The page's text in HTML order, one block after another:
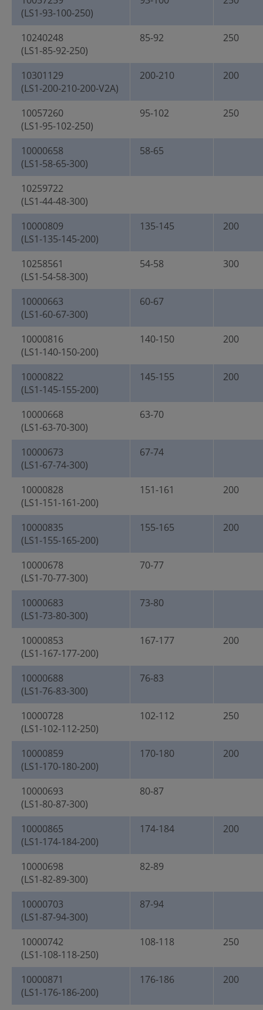
(LS1-93-100-250)
10240248
(LS1-85-92-250)
85-92 250
10301129
(LS1-200-210-200-V2A)
200-210 200
10057260
(LS1-95-102-250)
95-102 250
10000658
(LS1-58-65-300)
58-65
10259722
(LS1-44-48-300)
10000809
(LS1-135-145-200)
135-145 200
10258561
(LS1-54-58-300)
54-58 300
10000663
(LS1-60-67-300)
60-67
10000816
(LS1-140-150-200)
140-150 200
10000822
(LS1-145-155-200)
145-155 200
10000668
(LS1-63-70-300)
63-70
10000673
(LS1-67-74-300)
67-74
10000828
(LS1-151-161-200)
151-161 200
10000835
(LS1-155-165-200)
155-165 200
10000678
(LS1-70-77-300)
70-77
10000683
(LS1-73-80-300)
73-80
10000853
(LS1-167-177-200)
167-177 200
10000688
(LS1-76-83-300)
76-83
10000728
(LS1-102-112-250)
102-112 250
10000859
(LS1-170-180-200)
170-180 200
10000693
(LS1-80-87-300)
80-87
10000865
(LS1-174-184-200)
174-184 200
10000698
(LS1-82-89-300)
82-89
10000703
(LS1-87-94-300)
87-94
10000742
(LS1-108-118-250)
108-118 250
10000871
(LS1-176-186-200)
176-186 200